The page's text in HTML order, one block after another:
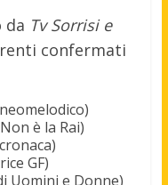
da Tv Sorrisi e
confermati
è la Rai)
GF)
Uomini e Donne)